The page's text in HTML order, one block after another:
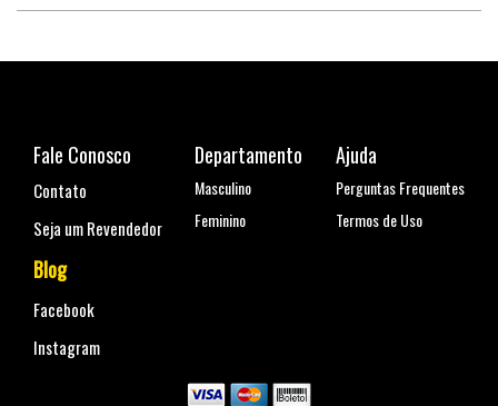
Fale Conosco
Contato
Seja um Revendedor
Blog
Facebook
Instagram
Departamento
Masculino
Feminino
Ajuda
Perguntas Frequentes
Termos de Uso